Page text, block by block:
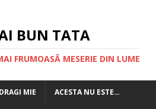
BUN TATA
FRUMOASĂ MESERIE DIN LUME
MIE ACESTA NU ESTE…